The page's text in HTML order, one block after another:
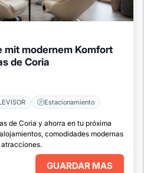
mit modernem Komfort
de Coria
Estacionamiento
de Coria y ahorra en tu próxima
comodidades modernas
GUARDAR MAS